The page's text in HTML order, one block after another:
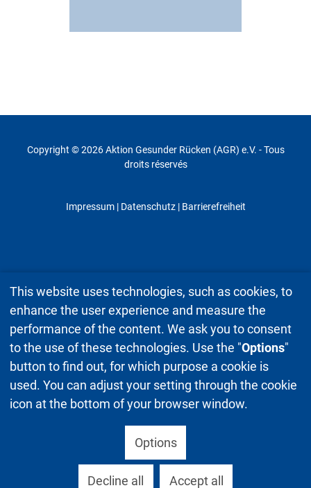
Copyright © 2026 Aktion Gesunder Rücken (AGR) e.V. - Tous
droits réservés
Impressum| Datenschutz| Barrierefreiheit
This website uses technologies, such as cookies, to
enhance the user experience and measure the
performance of the content. We ask you to consent
to the use of these technologies. Use the "Options"
button to find out, for which purpose a cookie is
used. You can adjust your setting through the cookie
icon at the bottom of your browser window.
Options
Decline all Accept all